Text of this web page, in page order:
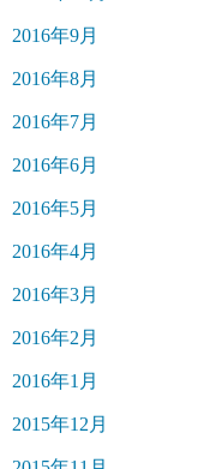
2016年9月
2016年8月
2016年7月
2016年6月
2016年5月
2016年4月
2016年3月
2016年2月
2016年1月
2015年12月